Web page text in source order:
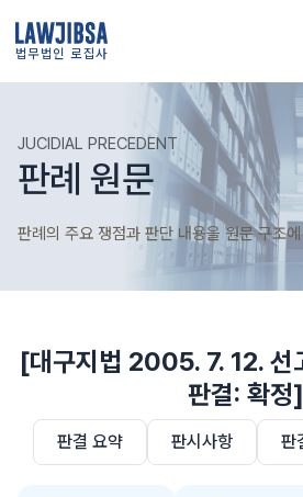
법무법인 로집사
JUCIDIAL PRECEDENT
판례 원문
판례의 주요 쟁점과 판단 내용을 원문 구조
[대구지법 2005. 7. 12.
판결: 확정]
판결 요약 판시사항 판